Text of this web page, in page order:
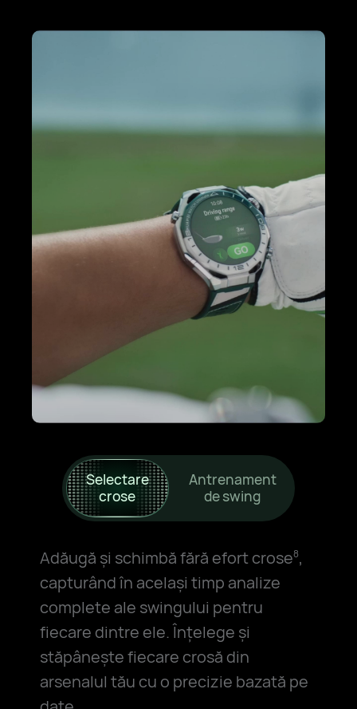
Selectare
crose
Antrenament
de swing
Adăugă și schimbă fără efort crose8,
capturând în același timp analize
complete ale swingului pentru
fiecare dintre ele. Înțelege și
stăpânește fiecare crosă din
arsenalul tău cu o precizie bazată pe